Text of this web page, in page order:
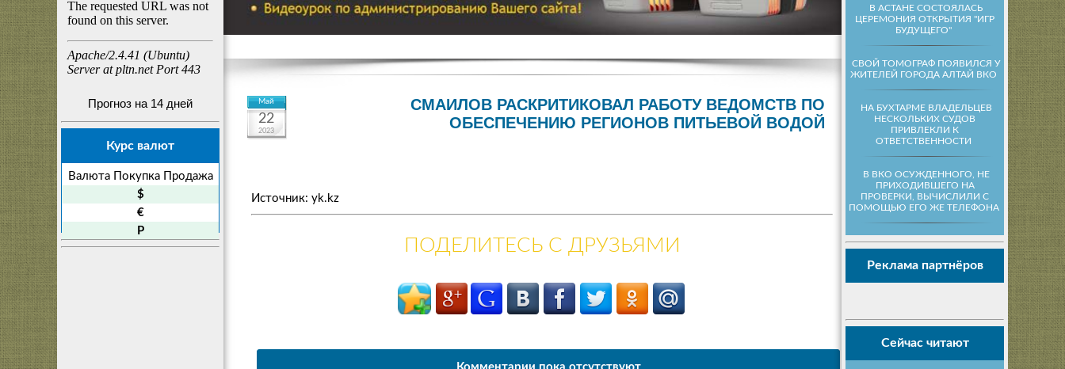
В АСТАНЕ СОСТОЯЛАСЬ
ЦЕРЕМОНИЯ ОТКРЫТИЯ "ИГР
БУДУЩЕГО"
СВОЙ ТОМОГРАФ ПОЯВИЛСЯ У
ЖИТЕЛЕЙ ГОРОДА АЛТАЙ ВКО
НА БУХТАРМЕ ВЛАДЕЛЬЦЕВ
НЕСКОЛЬКИХ СУДОВ
ПРИВЛЕКЛИ К
ОТВЕТСТВЕННОСТИ
В ВКО ОСУЖДЕННОГО, НЕ
ПРИХОДИВШЕГО НА
ПРОВЕРКИ, ВЫЧИСЛИЛИ С
ПОМОЩЬЮ ЕГО ЖЕ ТЕЛЕФОНА
Реклама партнёров
Сейчас читают
Прогноз на 14 дней
Курс валют
Валюта Покупка
Продажа
$
€
P
Май
22
2023
СМАИЛОВ РАСКРИТИКОВАЛ РАБОТУ ВЕДОМСТВ ПО
ОБЕСПЕЧЕНИЮ РЕГИОНОВ ПИТЬЕВОЙ ВОДОЙ
Источник: yk.kz
ПОДЕЛИТЕСЬ С ДРУЗЬЯМИ